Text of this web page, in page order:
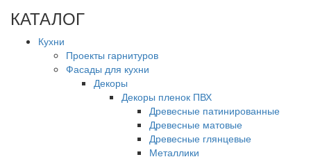
КАТАЛОГ
Кухни
Проекты гарнитуров
Фасады для кухни
Декоры
Декоры пленок ПВХ
Древесные патинированные
Древесные матовые
Древесные глянцевые
Металлики